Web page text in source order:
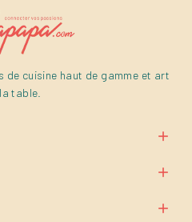
de cuisine haut de gamme et art
table.


